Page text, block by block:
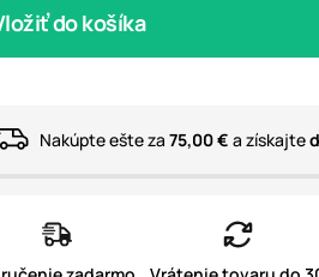
do košíka
Nakúpte ešte za 75,00 € a získajte